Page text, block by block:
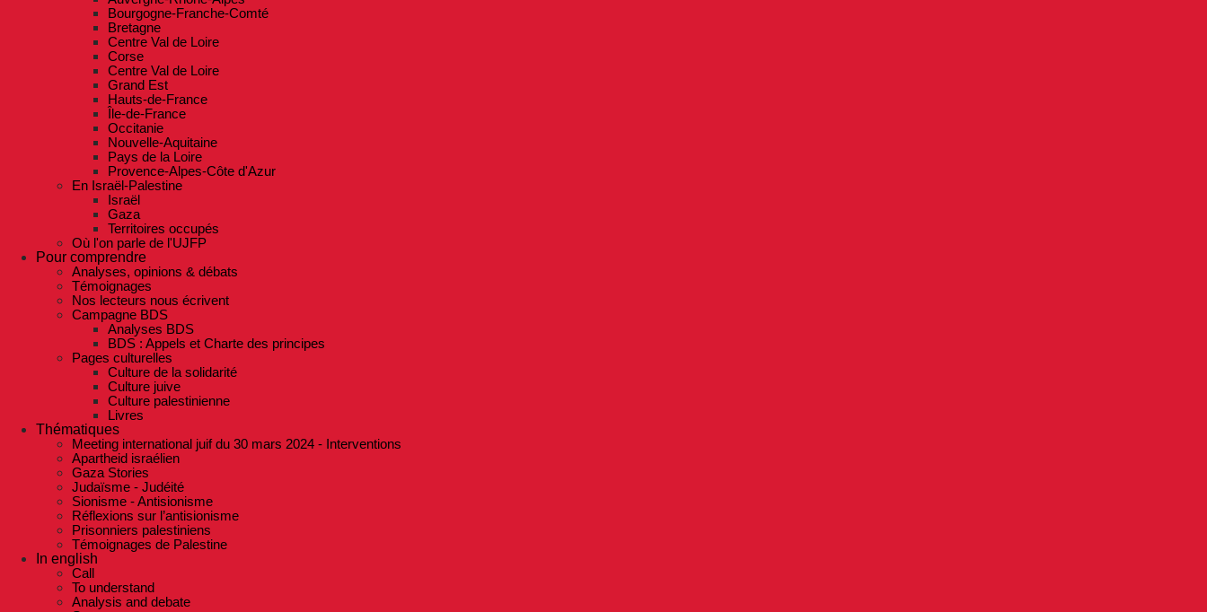
Bourgogne-Franche-Comté
Bretagne
Centre Val de Loire
Corse
Centre Val de Loire
Grand Est
Hauts-de-France
Île-de-France
Occitanie
Nouvelle-Aquitaine
Pays de la Loire
Provence-Alpes-Côte d'Azur
En Israël-Palestine
Israël
Gaza
Territoires occupés
Où l'on parle de l'UJFP
Pour comprendre
Analyses, opinions & débats
Témoignages
Nos lecteurs nous écrivent
Campagne BDS
Analyses BDS
BDS : Appels et Charte des principes
Pages culturelles
Culture de la solidarité
Culture juive
Culture palestinienne
Livres
Thématiques
Meeting international juif du 30 mars 2024 - Interventions
Apartheid israélien
Gaza Stories
Judaïsme - Judéité
Sionisme - Antisionisme
Réflexions sur l’antisionisme
Prisonniers palestiniens
Témoignages de Palestine
In english
Call
To understand
Analysis and debate